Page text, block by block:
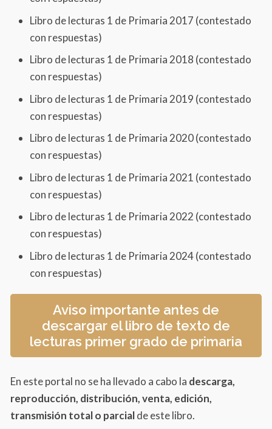
Tradición popular
José Juan Tablada
José Juan Tablada
Mónica Tirabasso
Tradición popular
Lírica popular
José Emilio Pacheco
Anónimo
Gloria Fuertes
Canción tradicional
Alberto Vital, Ramón
Libro de lecturas 1 de Primaria 2017 (contestado
con respuestas)
Libro de lecturas 1 de Primaria 2018 (contestado
con respuestas)
Libro de lecturas 1 de Primaria 2019 (contestado
con respuestas)
Libro de lecturas 1 de Primaria 2020 (contestado
con respuestas)
Libro de lecturas 1 de Primaria 2021 (contestado
con respuestas)
Libro de lecturas 1 de Primaria 2022 (contestado
con respuestas)
Libro de lecturas 1 de Primaria 2024 (contestado
con respuestas)
Aviso importante antes de
descargar el libro de texto de
lecturas primer grado de primaria
En este portal no se ha llevado a cabo la descarga,
reproducción, distribución, venta, edición,
transmisión total o parcialde este libro.